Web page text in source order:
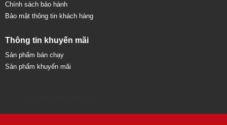
Chính sách bảo hành
Bảo mật thông tin khách hàng
Thông tin khuyến mãi
Sản phẩm bán chạy
Sản phẩm khuyến mãi